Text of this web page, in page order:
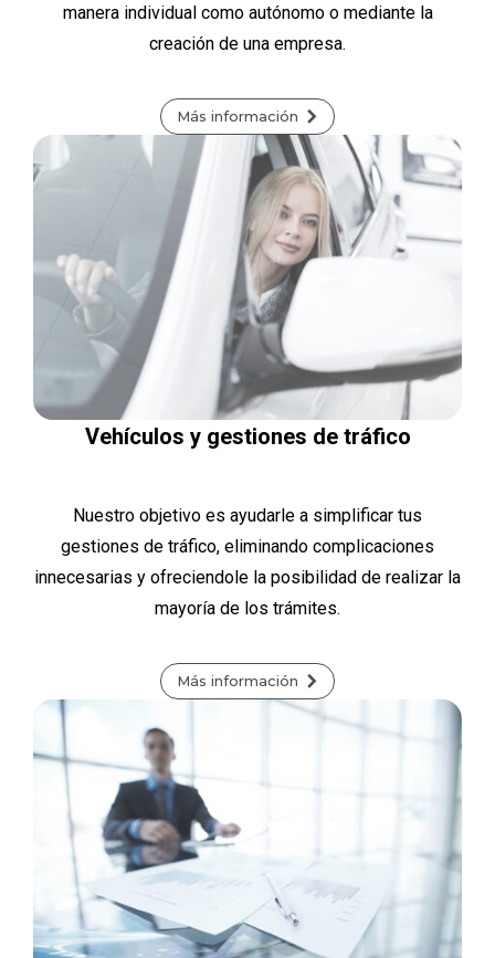
manera individual como autónomo o mediante la
creación de una empresa.
Más información
Vehículos y gestiones de tráfico
Nuestro objetivo es ayudarle a simplificar tus
gestiones de tráfico, eliminando complicaciones
innecesarias y ofreciendole la posibilidad de realizar la
mayoría de los trámites.
Más información